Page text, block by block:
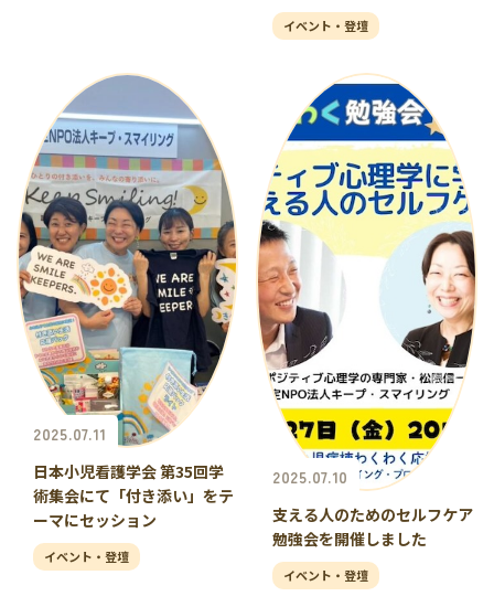
イベント・登壇
2025.07.11
日本小児看護学会 第35回学
術集会にて「付き添い」をテ
ーマにセッション
イベント・登壇
2025.07.10
支える人のためのセルフケア
勉強会を開催しました
イベント・登壇